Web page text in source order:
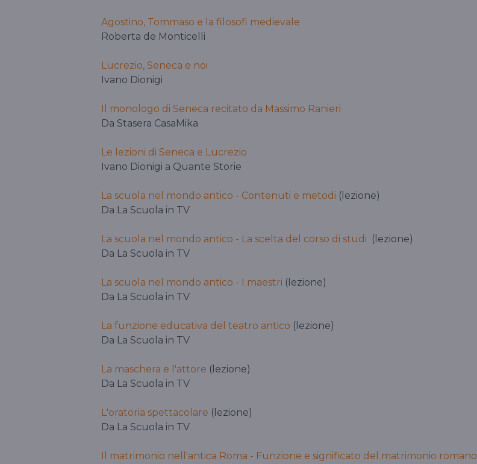
Agostino, Tommaso e la filosofi medievale
Roberta de Monticelli
Lucrezio, Seneca e noi
Ivano Dionigi
Il monologo di Seneca recitato da Massimo Ranieri
Da Stasera CasaMika
Le lezioni di Seneca e Lucrezio
Ivano Dionigi a Quante Storie
La scuola nel mondo antico - Contenuti e metodi (lezione)
Da La Scuola in TV
La scuola nel mondo antico - La scelta del corso di studi (lezione)
Da La Scuola in TV
La scuola nel mondo antico - I maestri (lezione)
Da La Scuola in TV
La funzione educativa del teatro antico (lezione)
Da La Scuola in TV
La maschera e l'attore (lezione)
Da La Scuola in TV
L'oratoria spettacolare (lezione)
Da La Scuola in TV
Il matrimonio nell'antica Roma - Funzione e significato del matrimonio romano